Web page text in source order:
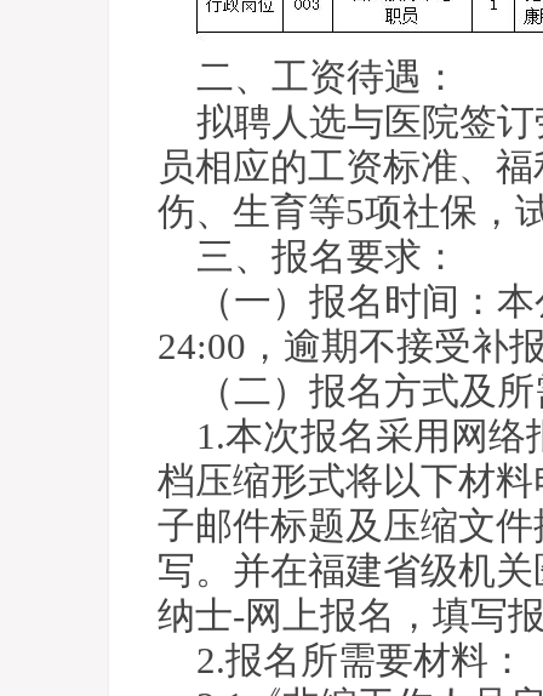
二、工资待遇：
拟聘人选与医院签
员相应的工资标准、
伤、生育等5项社保，
三、报名要求：
（一）报名时间：
24:00，逾期不接受补
（二）报名方式及
1.本次报名采用网
档压缩形式将以下材
子邮件标题及压缩文
写。并在福建省级机
纳士-网上报名，填写
2.报名所需要材料：